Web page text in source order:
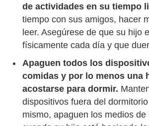
de actividades en su tiempo
tiempo con sus amigos, hacer
leer. Asegúrese de que su hijo
físicamente cada día y que
Apaguen todos los
comidas y por lo menos una
acostarse para dormir.
dispositivos fuera del
mismo, apaguen los medios